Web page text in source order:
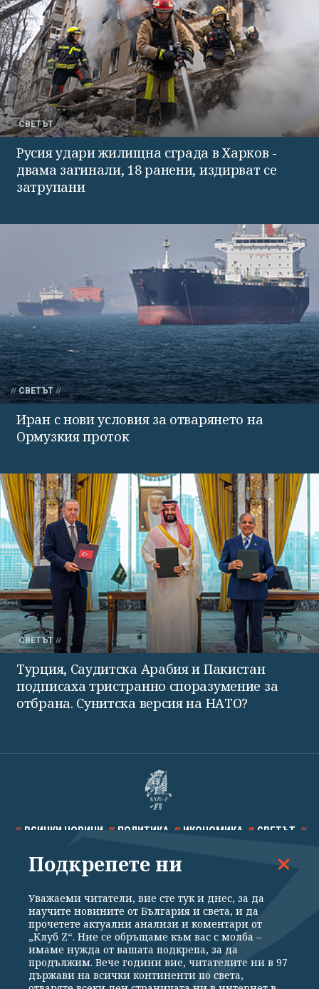
СВЕТЪТ
Русия удари жилищна сграда в Харков -
двама загинали, 18 ранени, издирват се
затрупани
СВЕТЪТ
Иран с нови условия за отварянето на
Ормузкия проток
СВЕТЪТ
Турция, Саудитска Арабия и Пакистан
подписаха тристранно споразумение за
отбрана. Сунитска версия на НАТО?
ВСИЧКИ НОВИНИ ПОЛИТИКА ИКОНОМИКА СВЕТЪТ
СПОРТ КУЛТУРА ТЕХНОЛОГИИ КАЛЕЙДОСКОП
Общи условия
Политика за поверителност
Подкрепете ни
Уважаеми читатели, вие сте тук и днес, за да
научите новините от България и света, и да
прочетете актуални анализи и коментари от
„Клуб Z“. Ние се обръщаме към вас с молба –
имаме нужда от вашата подкрепа, за да
продължим. Вече години вие, читателите ни в 97
държави на всички континенти по света,